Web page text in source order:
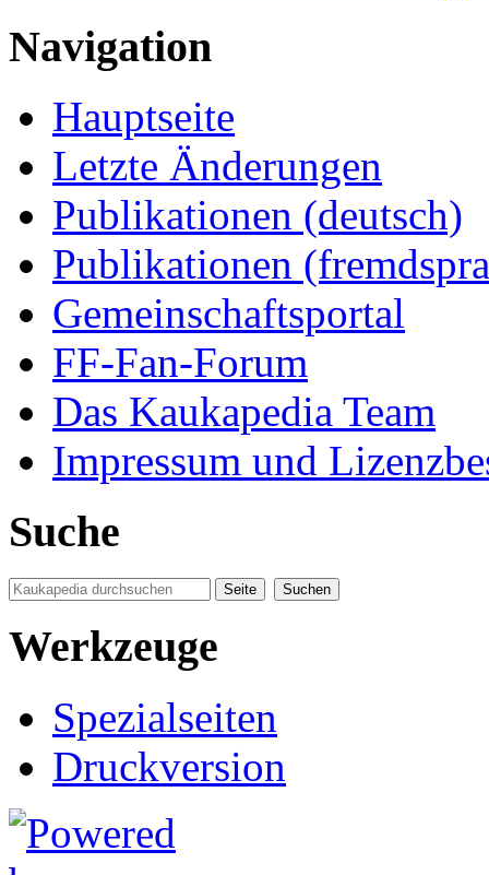
Navigation
Hauptseite
Letzte Änderungen
Publikationen (deutsch)
Publikationen
Gemeinschaftsportal
FF-Fan-Forum
Das Kaukapedia Team
Impressum und
Suche
Werkzeuge
Spezialseiten
Druckversion